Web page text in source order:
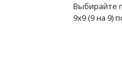
Выбирайте
9х9 (9 на 9)